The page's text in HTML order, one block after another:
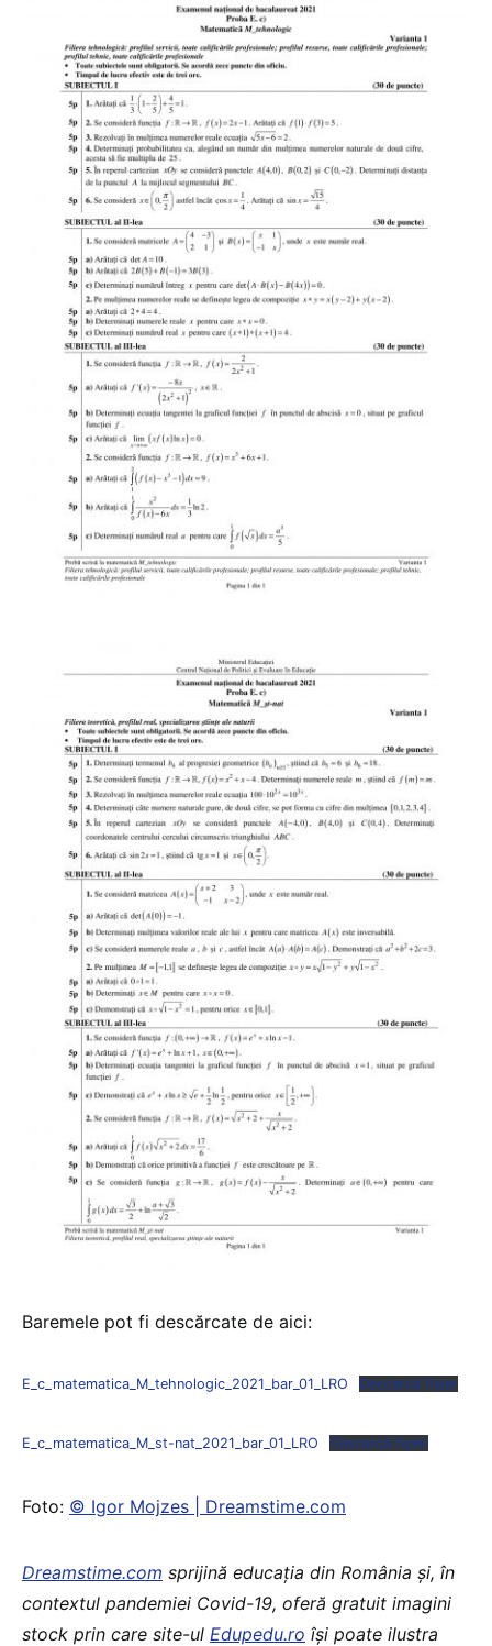
Baremele pot fi descărcate de aici:
E_c_matematica_M_tehnologic_2021_bar_01_LRO Descarcă fișier
E_c_matematica_M_st-nat_2021_bar_01_LRO Descarcă fișier
Foto: © Igor Mojzes | Dreamstime.com
Dreamstime.com sprijină educaţia din România şi, în
contextul pandemiei Covid-19, oferă gratuit imagini
stock prin care site-ul Edupedu.ro îşi poate ilustra